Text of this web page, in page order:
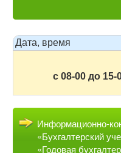
Дата, время
с 08-00 до
Информационно-
«Бухгалтерский
«Годовая